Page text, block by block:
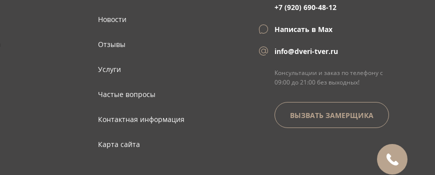
Новости
Отзывы
Услуги
Частые вопросы
Контактная информация
Карта сайта
+7 (920) 690-48-12
Написать в Max
info@dveri-tver.ru
Консультации и заказ по телефону с
09:00 до 21:00 без выходных!
ВЫЗВАТЬ ЗАМЕРЩИКА